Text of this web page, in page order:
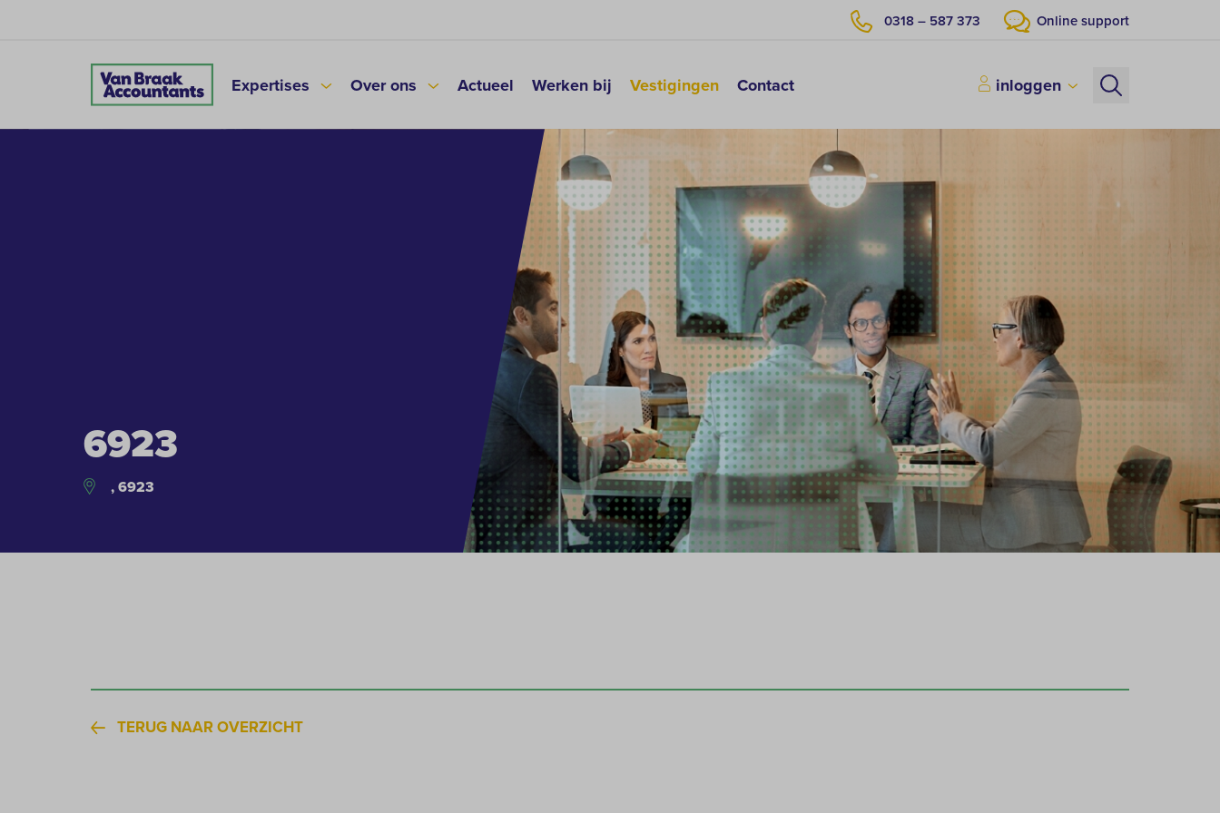
Expertises Over ons Actueel Werken bij Vestigingen Contact
0318 – 587 373 Online support
inloggen
6923
, 6923
TERUG NAAR OVERZICHT